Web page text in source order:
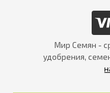
Мир Семян -
удобрения,